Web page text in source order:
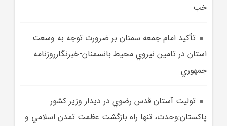
خب
تأکيد امام جمعه سمنان بر ضرورت توجه به وسعت
استان در تامين نيروي محيط بانسمنان-خبرنگارروزنامه
جمهوري
توليت آستان قدس رضوي در ديدار وزير کشور
پاکستان:وحدت، تنها راه بازگشت عظمت تمدن اسلامي و